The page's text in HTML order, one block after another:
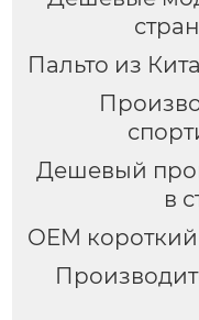
Пальто из
Дешевый
в
OEM